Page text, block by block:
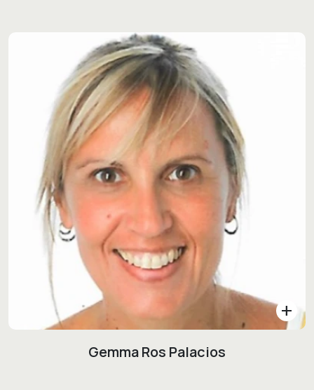
add
Gemma Ros Palacios